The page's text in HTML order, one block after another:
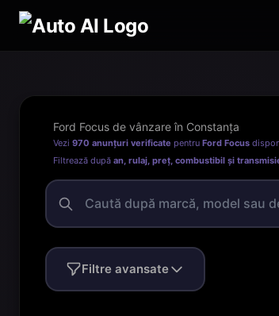
Ford Focus de vânzare în Constanța
Vezi 970 anunțuri verificate pentru Ford Focus
Filtrează după an, rulaj, preț, combustibil și
Filtre avansate